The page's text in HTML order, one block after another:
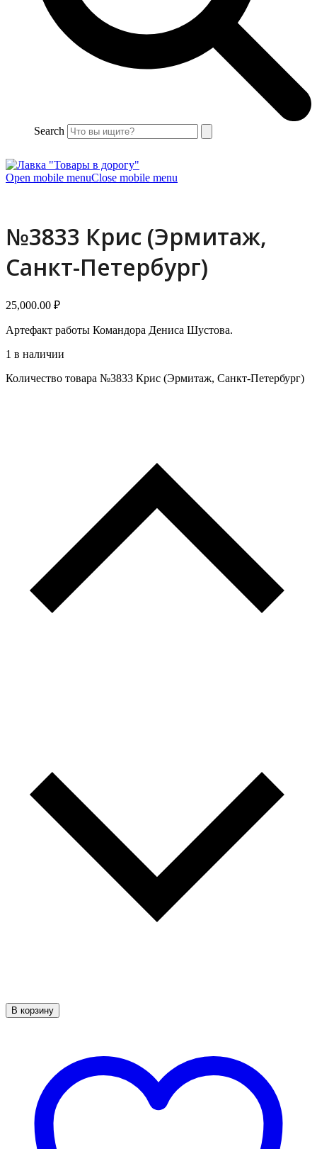
Search
Open mobile menuClose mobile menu
№3833 Крис (Эрмитаж,
Санкт-Петербург)
25,000.00 ₽
Артефакт работы Командора Дениса Шустова.
1 в наличии
Количество товара №3833 Крис (Эрмитаж, Санкт-Петербург)
В корзину